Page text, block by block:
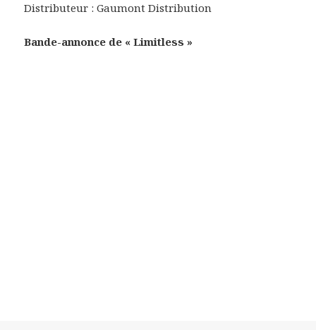
Distributeur : Gaumont Distribution
Bande-annonce de « Limitless »